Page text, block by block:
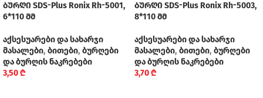
ბურღი SDS-Plus Ronix Rh-5001,
6*110 მმ
აქსესუარები და სახარჯი
მასალები, ბითები, ბურღები
და ბურღის ნაკრებები
3,50₾
ბურღი SDS-Plus Ronix Rh-5003,
8*110 მმ
აქსესუარები და სახარჯი
მასალები, ბითები, ბურღები
და ბურღის ნაკრებები
3,70₾